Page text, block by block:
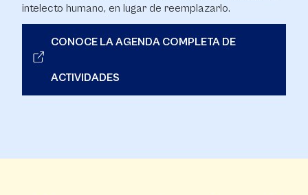
intelecto humano, en lugar de reemplazarlo.
CONOCE LA AGENDA COMPLETA DE
ACTIVIDADES